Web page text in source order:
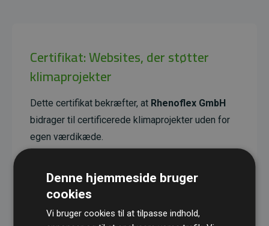
Certifikat: Websites, der støtter
klimaprojekter
Dette certifikat bekræfter, at Rhenoflex GmbH
bidrager til certificerede klimaprojekter uden for
egen værdikæde.
reducerende effekt, som i gennemsnit svarer til
dobbelt så meget CO₂ som den estimerede
Denne hjemmeside bruger
cookies
Vi bruger cookies til at tilpasse indhold,